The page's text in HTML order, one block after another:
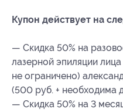
Купон действует на
— Скидка 50% на
лазерной эпиляции
не ограничено)
(500 руб. + необходима
— Скидка 50% на 3